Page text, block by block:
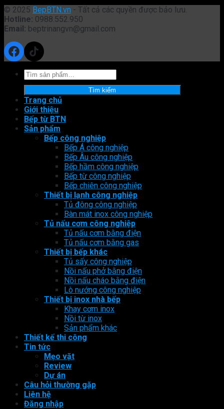
© 2025 BepBTN.vn - Tất cả các quyền được bảo lưu.
Hotline: 0988.552.950
Email: beptrinangvn@gmail.com
Facebook
TikTok
Tìm
kiếm:
Tìm kiếm
Trang chủ
Giới thiệu
Bếp từ BTN
Sản phẩm
Bếp công nghiệp
Bếp Á công nghiệp
Bếp Âu công nghiệp
Bếp hầm công nghiệp
Bếp từ công nghiệp
Bếp chiên công nghiệp
Thiết bị lạnh công nghiệp
Tủ đông công nghiệp
Bàn mát inox công nghiệp
Tủ nấu cơm công nghiệp
Tủ nấu cơm bằng điện
Tủ nấu cơm bằng gas
Thiết bị bếp khác
Tủ sấy công nghiệp
Nồi nấu phở bằng điện
Nồi nấu cháo bằng điện
Lò nướng công nghiệp
Thiết bị inox nhà bếp
Khay cơm inox
Nồi từ inox
Sản phẩm khác
Thiết kế thi công
Tin tức
Mẹo vặt
Review
Dự án
Câu hỏi thường gặp
Liên hệ
Đăng nhập